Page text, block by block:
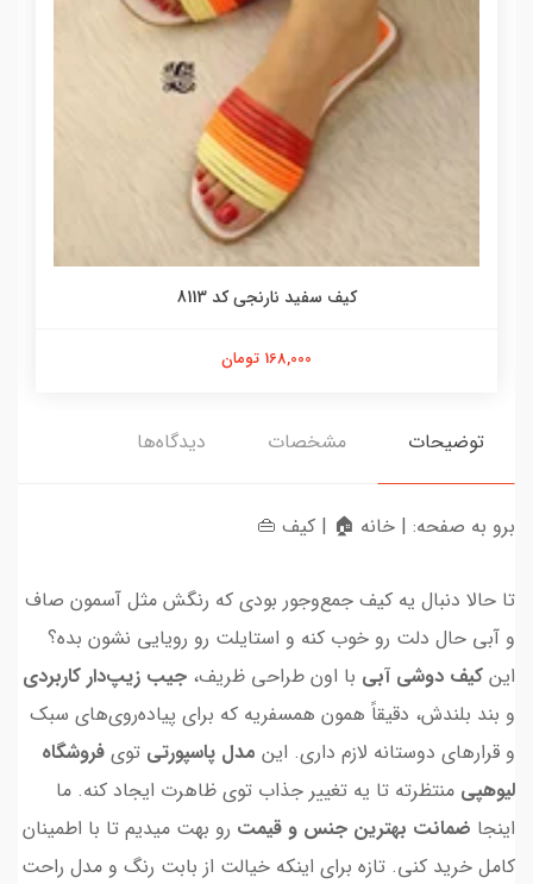
کیف سفید نارنجی کد 8113
168,000 تومان
توضیحات مشخصات دیدگاه‌ها
برو به صفحه: | خانه 🏠 | کیف 👜
تا حالا دنبال یه کیف جمع‌وجور بودی که رنگش مثل آسمون صاف
و آبی حال دلت رو خوب کنه و استایلت رو رویایی نشون بده؟
این کیف دوشی آبی با اون طراحی ظریف، جیب زیپ‌دار کاربردی
و بند بلندش، دقیقاً همون همسفریه که برای پیاده‌روی‌های سبک
و قرارهای دوستانه لازم داری. این مدل پاسپورتی توی فروشگاه
لیوهپی منتظرته تا یه تغییر جذاب توی ظاهرت ایجاد کنه. ما
اینجا ضمانت بهترین جنس و قیمت رو بهت میدیم تا با اطمینان
کامل خرید کنی. تازه برای اینکه خیالت از بابت رنگ و مدل راحت